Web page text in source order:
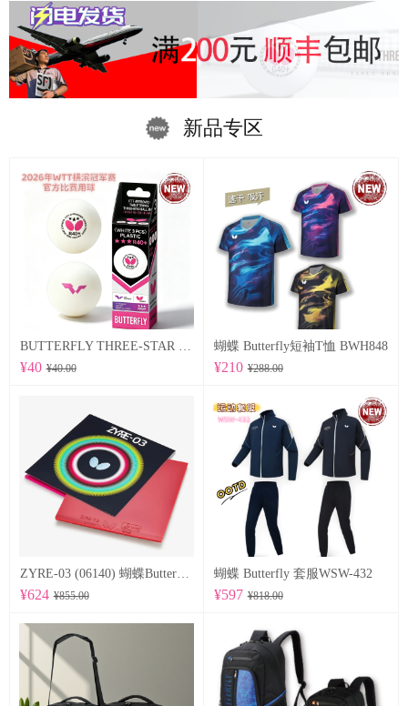
新品专区
¥40 ¥40.00
蝴蝶 Butterfly短袖T恤 BWH848
¥210 ¥288.00
ZYRE-03 (06140) 蝴蝶Butterfly 专业反胶套胶
¥624 ¥855.00
蝴蝶 Butterfly 套服WSW-432
¥597 ¥818.00